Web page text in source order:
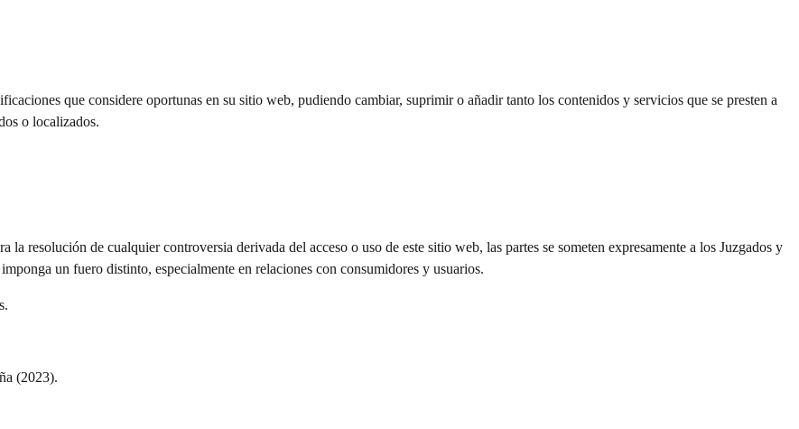
que considere oportunas en su sitio web, pudiendo cambiar, suprimir o añadir tanto los contenidos y servicios que se presten a
o localizados.
la resolución de cualquier controversia derivada del acceso o uso de este sitio web, las partes se someten expresamente a los Juzgados y
un fuero distinto, especialmente en relaciones con consumidores y usuarios.
(2023).